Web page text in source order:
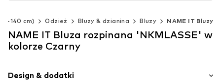
140 cm) Odzież Bluzy & dzianina Bluzy NAME IT Bluzy
NAME IT Bluza rozpinana 'NKMLASSE' w
kolorze Czarny
Design & dodatki